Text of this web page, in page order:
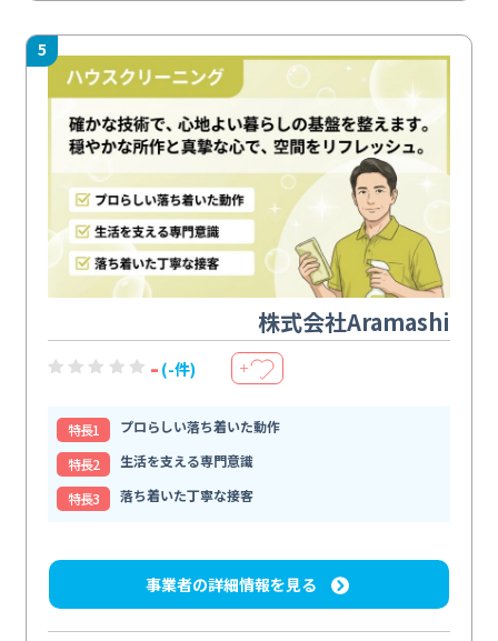
5
株式会社Aramashi
- (-件) ＋
特⻑1
プロらしい落ち着いた動作
特⻑2
生活を支える専門意識
特⻑3
落ち着いた丁寧な接客
事業者の詳細情報を見る